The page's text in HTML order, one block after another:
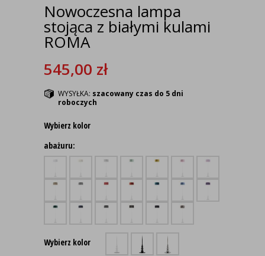
Nowoczesna lampa
stojąca z białymi kulami
ROMA
545,00 zł
WYSYŁKA: szacowany czas do 5 dni
roboczych
Wybierz kolor
abażuru:
Wybierz kolor